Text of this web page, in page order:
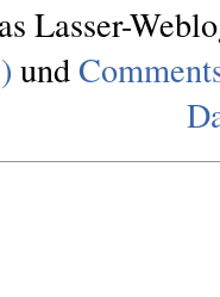
Lasser-
und